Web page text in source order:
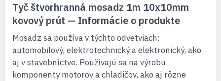
Tyč štvorhranná mosadz 1m 10x10mm
kovový prút — Informácie o produkte
Mosadz sa používa v týchto odvetviach:
automobilový, elektrotechnický a elektronický, ako
aj v stavebníctve. Používajú sa na výrobu
komponenty motorov a chladičov, ako aj rôzne